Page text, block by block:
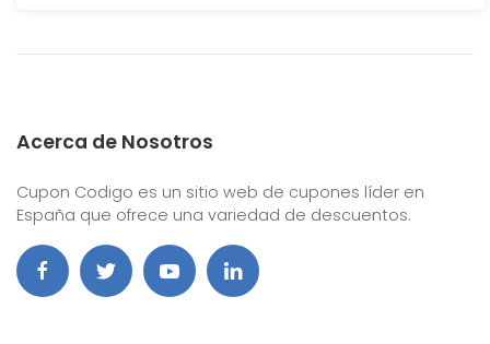
Acerca de Nosotros
Cupon Codigo es un sitio web de cupones líder en
España que ofrece una variedad de descuentos.